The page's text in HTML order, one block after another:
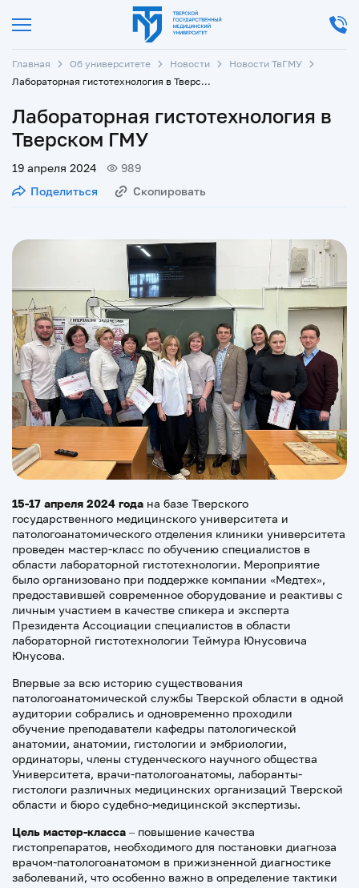
Главная Об университете Новости
Новости ТвГМУ
Лабораторная гистотехнология в Тверском ГМУ
Лабораторная гистотехнология в
Тверском ГМУ
19 апреля 2024
989
Поделиться
Скопировать
15-17 апреля 2024 года на базе Тверского
государственного медицинского университета и
патологоанатомического отделения клиники университета
проведен мастер-класс по обучению специалистов в
области лабораторной гистотехнологии. Мероприятие
было организовано при поддержке компании «Медтех»,
предоставившей современное оборудование и реактивы с
личным участием в качестве спикера и эксперта
Президента Ассоциации специалистов в области
лабораторной гистотехнологии Теймура Юнусовича
Юнусова.
Впервые за всю историю существования
патологоанатомической службы Тверской области в одной
аудитории собрались и одновременно проходили
обучение преподаватели кафедры патологической
анатомии, анатомии, гистологии и эмбриологии,
ординаторы, члены студенческого научного общества
Университета, врачи-патологоанатомы, лаборанты-
гистологи различных медицинских организаций Тверской
области и бюро судебно-медицинской экспертизы.
Цель мастер-класса – повышение качества
гистопрепаратов, необходимого для постановки диагноза
врачом-патологоанатомом в прижизненной диагностике
заболеваний, что особенно важно в определение тактики